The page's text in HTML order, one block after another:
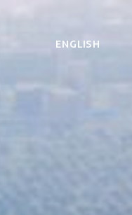
ENGLISH